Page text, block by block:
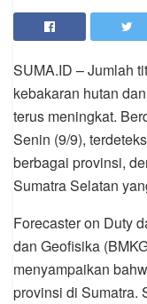
SUMA.ID – Jumlah
kebakaran hutan
terus meningkat.
Senin (9/9),
berbagai provinsi,
Sumatra Selatan
Forecaster on Duty
dan Geofisika
menyampaikan
provinsi di Sumatra.